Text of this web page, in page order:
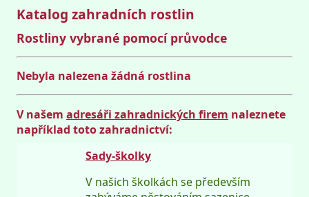
Katalog zahradních rostlin
Rostliny vybrané pomocí průvodce
Nebyla nalezena žádná rostlina
V našem adresáři zahradnických firem naleznete
například toto zahradnictví:
Sady-školky
V našich školkách se především